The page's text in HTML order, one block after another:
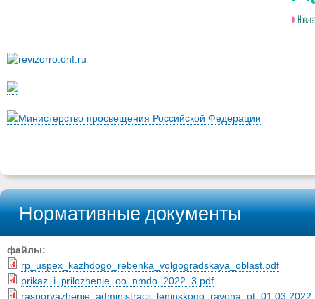
Министерство просвещения Российской Федерации
Нормативные документы
файлы:
rp_uspex_kazhdogo_rebenka_volgogradskaya_oblast.pdf
prikaz_i_prilozhenie_oo_nmdo_2022_3.pdf